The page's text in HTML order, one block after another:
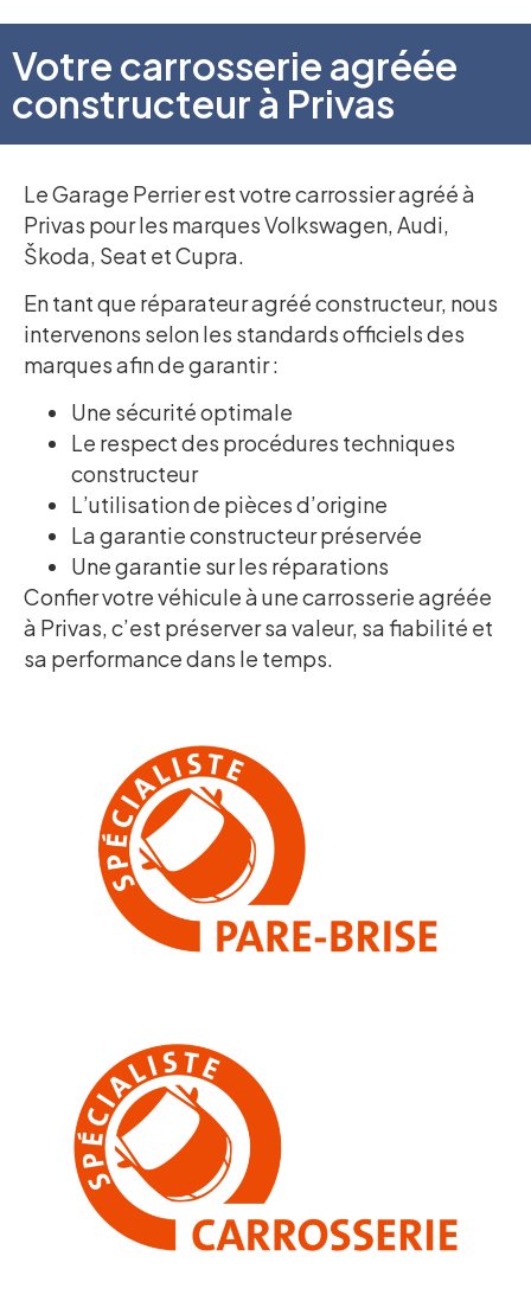
Votre carrosserie agréée
constructeur à Privas
Le Garage Perrier est votre carrossier agréé à
Privas pour les marques Volkswagen, Audi,
Škoda, Seat et Cupra.
En tant que réparateur agréé constructeur, nous
intervenons selon les standards officiels des
marques afin de garantir :
Une sécurité optimale
Le respect des procédures techniques
constructeur
L’utilisation de pièces d’origine
La garantie constructeur préservée
Une garantie sur les réparations
Confier votre véhicule à une carrosserie agréée
à Privas, c’est préserver sa valeur, sa fiabilité et
sa performance dans le temps.